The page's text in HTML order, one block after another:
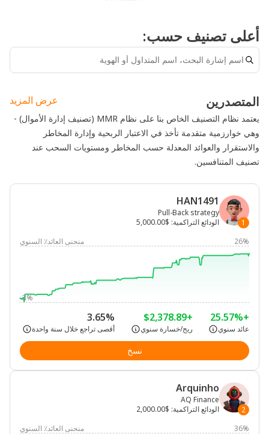
أعلى تصنيف حسب:
المتصدرين عرض المزيد
يعتمد نظام التصنيف الخاص بنا على نظام MMR (تصنيف إدارة الأموال) -
وهي خوارزمية متقدمة تأخذ في الاعتبار الربحية وإدارة المخاطر
والاستقرار والعوائد المعدلة حسب المخاطر ومستويات السحب عند
تصنيف المتنافسين.
1
HAN1491
Pull-Back strategy
الودائع التراكمية:
$5,000.00
26%
منحنى العائد٪ السنوي
-3%
+25.57%
عائد سنوي
+$2,378.89
ربح/خسارة سنوي
3.65%
أقصى تراجع خلال سنة واحدة
نسخ
2
Arquinho
AQ Finance
الودائع التراكمية:
$2,000.00
36%
منحنى العائد٪ السنوي